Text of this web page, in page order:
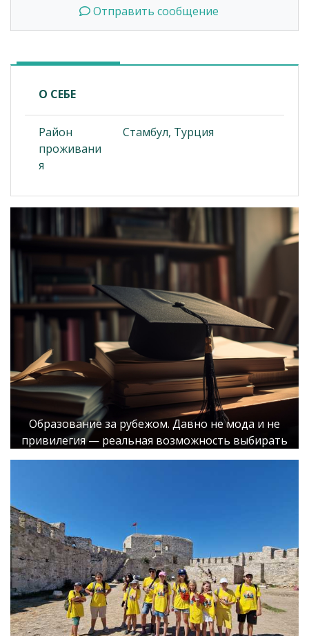
Отправить сообщение
О СЕБЕ
Район
проживани
я
Стамбул, Турция
Образование за рубежом. Давно не мода и не
привилегия — реальная возможность выбирать